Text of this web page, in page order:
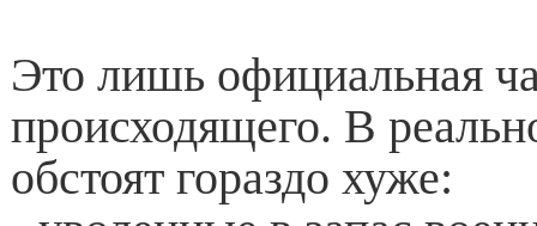
Это лишь официальная
происходящего. В
обстоят гораздо хуже: